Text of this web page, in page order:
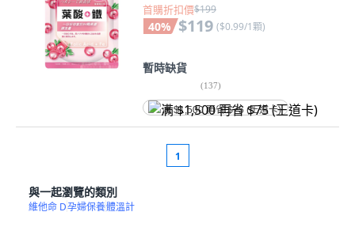
首購折扣價$199
40% $119 ($0.99/1顆)
暫時缺貨
(137)
满 $1,500 再省 $75 (王道卡)
1
與一起瀏覽的類別
維他命 D孕婦保養體溫計